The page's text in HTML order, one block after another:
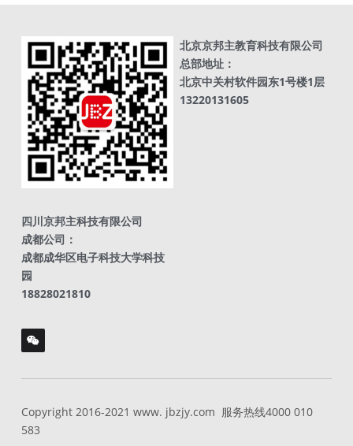
北京京邦主教育科技有限公司
总部地址：
北京中关村软件园东1号楼1层
13220131605
四川京邦主科技有限公司
成都公司：
成都成华区电子科技大学科技
园
18828021810
Copyright 2016-2021 www. jbzjy.com  服务热线4000 010
583